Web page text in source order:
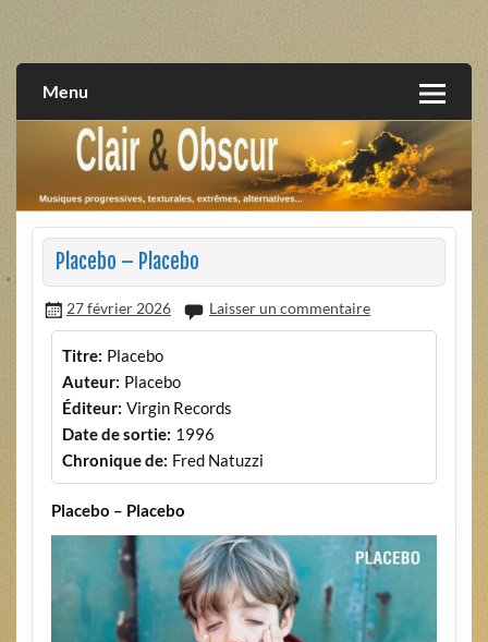
extrêmes, alternatives, texturales
Menu
Placebo – Placebo
27 février 2026 Laisser un commentaire
Titre: Placebo
Auteur: Placebo
Éditeur: Virgin Records
Date de sortie: 1996
Chronique de: Fred Natuzzi
Placebo – Placebo